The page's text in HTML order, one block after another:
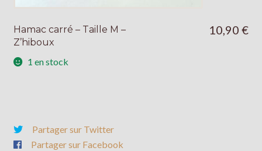
Hamac carré – Taille M –
Z’hiboux
10,90€
1 en stock
Partager sur Twitter
Partager sur Facebook